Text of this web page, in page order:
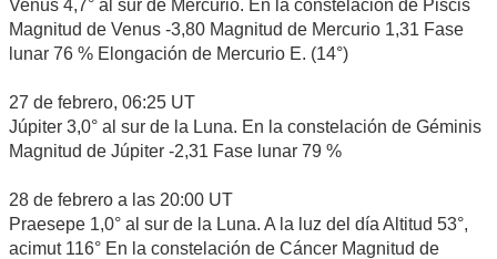
Venus 4,7° al sur de Mercurio. En la constelación de Piscis
Magnitud de Venus -3,80 Magnitud de Mercurio 1,31 Fase
lunar 76 % Elongación de Mercurio E. (14°)
27 de febrero, 06:25 UT
Júpiter 3,0° al sur de la Luna. En la constelación de Géminis
Magnitud de Júpiter -2,31 Fase lunar 79 %
28 de febrero a las 20:00 UT
Praesepe 1,0° al sur de la Luna. A la luz del día Altitud 53°,
acimut 116° En la constelación de Cáncer Magnitud de